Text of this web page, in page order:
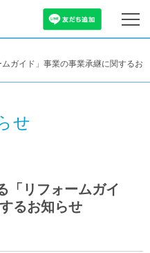
ガイド」事業の事業承継に関するお
せ
「リフォームガイ
るお知らせ